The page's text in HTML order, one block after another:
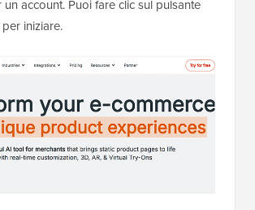
account. Puoi fare clic sul pulsante
iniziare.